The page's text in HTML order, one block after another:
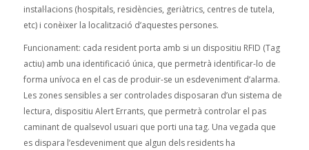
instal·lacions (hospitals, residències, geriàtrics, centres de tutela,
etc) i conèixer la localització d’aquestes persones.
Funcionament: cada resident porta amb si un dispositiu RFID (Tag
actiu) amb una identificació única, que permetrà identificar-lo de
forma unívoca en el cas de produir-se un esdeveniment d’alarma.
Les zones sensibles a ser controlades disposaran d’un sistema de
lectura, dispositiu Alert Errants, que permetrà controlar el pas
caminant de qualsevol usuari que porti una tag. Una vegada que
es dispara l’esdeveniment que algun dels residents ha